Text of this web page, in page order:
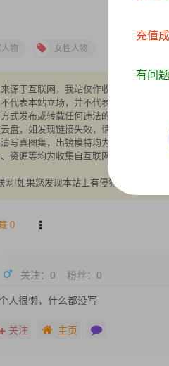
物 女性人物
源于互联网，我站仅作收集整理，VIP/
代表本站立场，并不代表本站赞同其观
式发布或转载任何违法的相关信息，
盘，如发现链接失效，请联系我们，我
写真图集，出镜模特均为成年女性正
资源等均为收集自互联网，版权归原
!如果您发现本站上有侵犯您的权益的
0
关注： 0 粉丝： 0
人很懒，什么都没写
关注 主页
充值
有问